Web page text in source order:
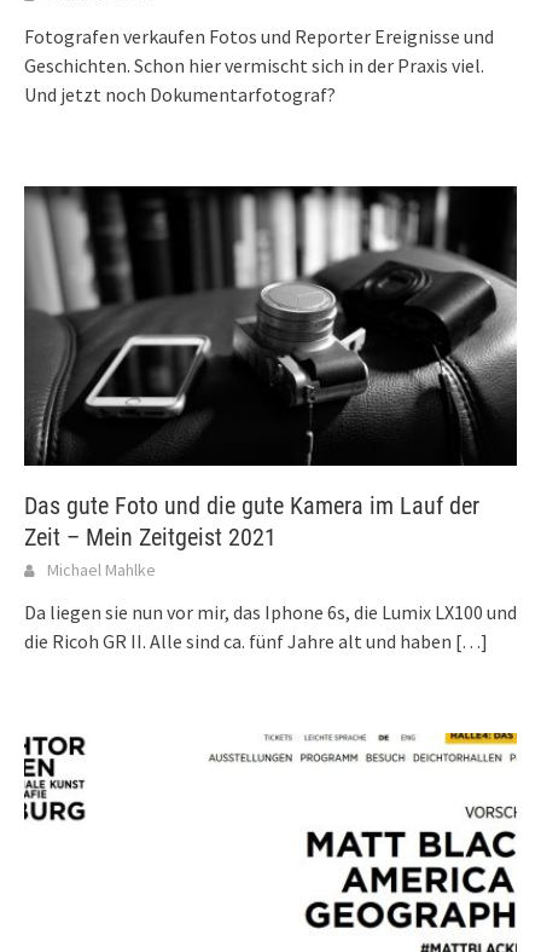
Fotografen verkaufen Fotos und Reporter Ereignisse und
Geschichten. Schon hier vermischt sich in der Praxis viel.
Und jetzt noch Dokumentarfotograf?
Das gute Foto und die gute Kamera im Lauf der
Zeit – Mein Zeitgeist 2021
Michael Mahlke
Da liegen sie nun vor mir, das Iphone 6s, die Lumix LX100 und
die Ricoh GR II. Alle sind ca. fünf Jahre alt und haben […]